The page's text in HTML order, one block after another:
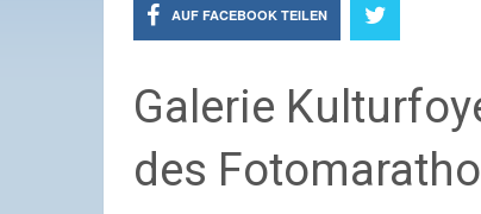
AUF FACEBOOK TEILEN
Galerie
des